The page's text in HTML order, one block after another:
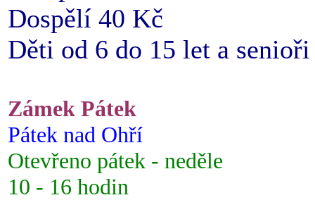
Dospělí 40 Kč
Děti od 6 do 15 let a
Zámek Pátek
Pátek nad Ohří
Otevřeno pátek - neděle
10 - 16 hodin